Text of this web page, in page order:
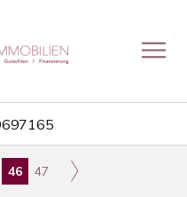
46 47